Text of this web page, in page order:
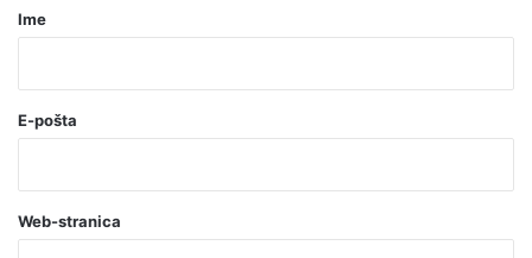
r
o
a
v
Ime
E-pošta
Web-stranica